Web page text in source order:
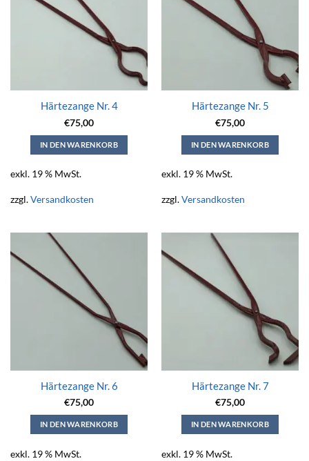
Härtezange Nr. 4
€75,00
IN DEN WARENKORB
exkl. 19 % MwSt.
zzgl.Versandkosten
Härtezange Nr. 5
€75,00
IN DEN WARENKORB
exkl. 19 % MwSt.
zzgl.Versandkosten
Härtezange Nr. 6
€75,00
IN DEN WARENKORB
exkl. 19 % MwSt.
Härtezange Nr. 7
€75,00
IN DEN WARENKORB
exkl. 19 % MwSt.